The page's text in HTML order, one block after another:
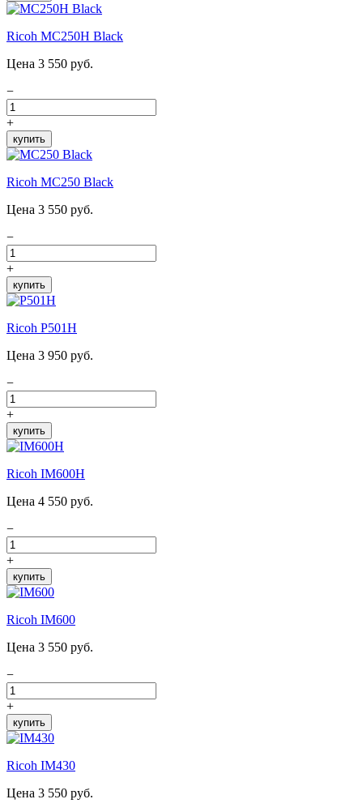
Ricoh MC250H Black
Цена 3 550 руб.
−
+
купить
Ricoh MC250 Black
Цена 3 550 руб.
−
+
купить
Ricoh P501H
Цена 3 950 руб.
−
+
купить
Ricoh IM600H
Цена 4 550 руб.
−
+
купить
Ricoh IM600
Цена 3 550 руб.
−
+
купить
Ricoh IM430
Цена 3 550 руб.